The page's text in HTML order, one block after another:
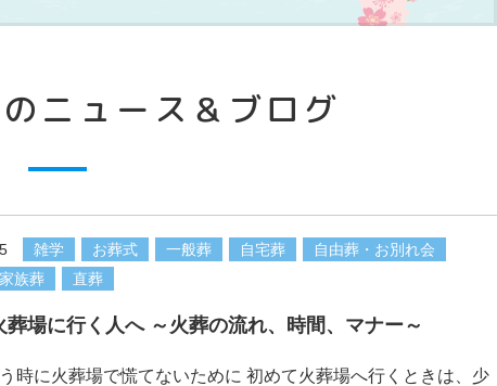
ニュース＆ブログ
雑学 お葬式 一般葬 自宅葬
自由葬・お別れ会
家族葬 直葬
葬場に行く人へ ～火葬の流れ、時間、マナー～
時に火葬場で慌てないために 初めて火葬場へ行くときは、少